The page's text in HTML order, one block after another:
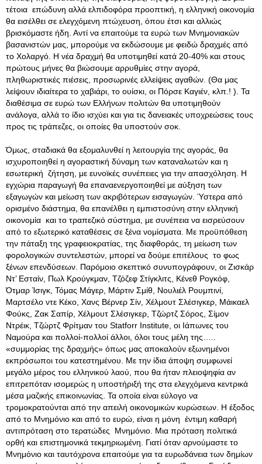
τέτοια επώδυνη αλλά ελπιδοφόρα προοπτική, η ελληνική οικονομία
θα εισέλθει σε ελεγχόμενη πτώχευση, όπου έτσι και αλλιώς
βρισκόμαστε ήδη. Αντί να επαιτούμε τα ευρώ των Μνημονιακών
βασανιστών μας, μπορούμε να εκδώσουμε με φειδώ δραχμές από
το Χολαργό. Η νέα δραχμή θα υποτιμηθεί κατά 20-40% και στους
πρώτους μήνες θα βιώσουμε αρρυθμίες στην αγορά,
πληθωριστικές πιέσεις, προσωρινές ελλείψεις αγαθών. (Θα μας
λείψουν ιδιαίτερα το χαβιάρι, το ουίσκι, οι Πόρσε Καγιέν, κλπ.! ). Τα
διαθέσιμα σε ευρώ των Ελλήνων πολιτών θα υποτιμηθούν
ανάλογα, αλλά το ίδιο ισχύει και για τις δανειακές υποχρεώσεις τους
προς τις τράπεζες, οι οποίες θα υποστούν σοκ.
Όμως, σταδιακά θα εξομαλυνθεί η λειτουργία της αγοράς, θα
ισχυροποιηθεί η αγοραστική δύναμη των καταναλωτών και η
εσωτερική ζήτηση, με ευνοϊκές συνέπειες για την απασχόληση. Η
εγχώρια παραγωγή θα επαναενεργοποιηθεί με αύξηση των
εξαγωγών και μείωση των ακριβότερων εισαγωγών. Ύστερα από
ορισμένο διάστημα, θα επανέλθει η εμπιστοσύνη στην ελληνική
οικονομία και το τραπεζικό σύστημα, με συνέπεια να εισρεύσουν
από το εξωτερικό καταθέσεις σε ξένα νομίσματα. Με προϋπόθεση
την πάταξη της γραφειοκρατίας, της διαφθοράς, τη μείωση των
φορολογικών συντελεστών, μπορεί να δούμε επιτέλους το φως
ξένων επενδύσεων. Παρόμοιο σκεπτικό συνυπογράφουν, οι Ζισκάρ
Ντ’ Εσταίν, Πωλ Κρούγκμαν, Τζόζεφ Στίγκλιτς, Κένεθ Ρογκόφ,
Ότμαρ Ίσιγκ, Τόμας Μάγερ, Μάρτιν Σμίθ, Νουλιέλ Ρουμπινί,
Μαρτσέλο ντε Κέκο, Χανς Βέρνερ Σίν, Χέλμουτ Σλέσιγκερ, Μάικαελ
Φούκς, Ζακ Σαπίρ, Χέλμουτ Σλέσιγκερ, Τζώρτζ Σόρος, Σίμον
Ντρέικ, Τζώρτζ Φρίτμαν του Statforr Institute, οι Ιάπωνες του
Ναμούρα και πολλοί-πολλοί άλλοι, όλοι τους μέλη της…..
«συμμορίας της δραχμής» όπως μας αποκαλούν εξωνημένοι
εκπρόσωποι του κατεστημένου. Με την ίδια άποψη συμφωνεί
μεγάλο μέρος του ελληνικού λαού, που θα ήταν πλειοψηφία αν
επιτρεπόταν ισομερώς η υποστήριξή της στα ελεγχόμενα κεντρικά
μέσα μαζικής επικοινωνίας. Τα οποία είναι εύλογο να
τρομοκρατούνται από την απειλή οικονομικών κυρώσεων. Η έξοδος
από το Μνημόνιο και από το ευρώ, είναι η μόνη έντιμη καθαρή
αντιπρόταση στο τερατώδες Μνημόνιο. Μια πρόταση πολιτικά
ορθή και επιστημονικά τεκμηριωμένη. Γιατί όταν αρνούμαστε το
Μνημόνιο και ταυτόχρονα επαιτούμε για τα ευρωδάνεια των δημίων